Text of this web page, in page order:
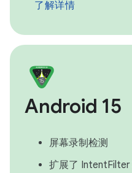
了解详情
Android 15
屏幕录制检测
扩展了 IntentFilter